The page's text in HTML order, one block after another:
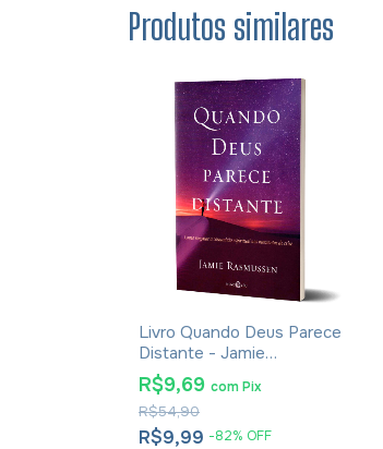
Produtos similares
Livro Quando Deus Parece
Distante - Jamie
Rasmussen
R$9,99 -82% OFF
R$54,90
R$9,69 comPix